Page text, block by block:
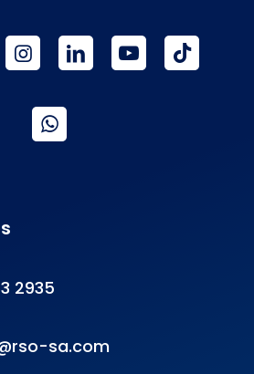
2935
sa.com